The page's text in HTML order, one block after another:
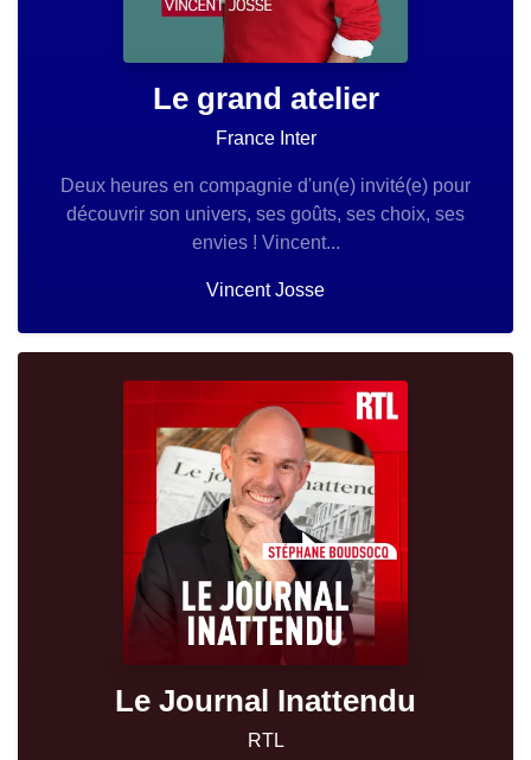
Le grand atelier
France Inter
Deux heures en compagnie d'un(e) invité(e) pour
découvrir son univers, ses goûts, ses choix, ses
envies ! Vincent...
Vincent Josse
Le Journal Inattendu
RTL